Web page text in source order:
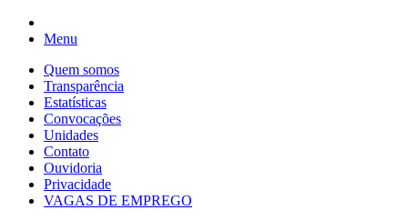
Menu
Quem somos
Transparência
Estatísticas
Convocações
Unidades
Contato
Ouvidoria
Privacidade
VAGAS DE EMPREGO